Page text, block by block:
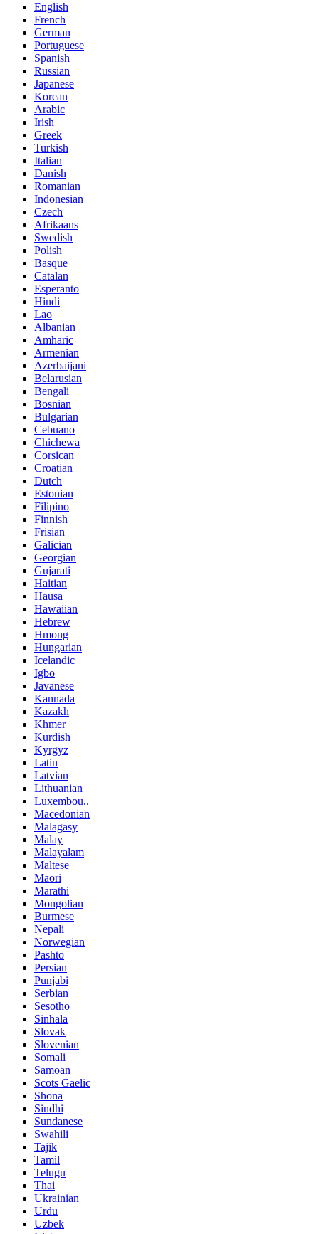
English
French
German
Portuguese
Spanish
Russian
Japanese
Korean
Arabic
Irish
Greek
Turkish
Italian
Danish
Romanian
Indonesian
Czech
Afrikaans
Swedish
Polish
Basque
Catalan
Esperanto
Hindi
Lao
Albanian
Amharic
Armenian
Azerbaijani
Belarusian
Bengali
Bosnian
Bulgarian
Cebuano
Chichewa
Corsican
Croatian
Dutch
Estonian
Filipino
Finnish
Frisian
Galician
Georgian
Gujarati
Haitian
Hausa
Hawaiian
Hebrew
Hmong
Hungarian
Icelandic
Igbo
Javanese
Kannada
Kazakh
Khmer
Kurdish
Kyrgyz
Latin
Latvian
Lithuanian
Luxembou..
Macedonian
Malagasy
Malay
Malayalam
Maltese
Maori
Marathi
Mongolian
Burmese
Nepali
Norwegian
Pashto
Persian
Punjabi
Serbian
Sesotho
Sinhala
Slovak
Slovenian
Somali
Samoan
Scots Gaelic
Shona
Sindhi
Sundanese
Swahili
Tajik
Tamil
Telugu
Thai
Ukrainian
Urdu
Uzbek